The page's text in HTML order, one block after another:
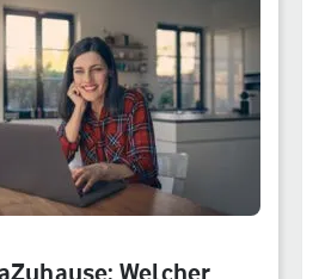
Welcher